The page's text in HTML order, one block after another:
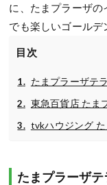
に、たまプラーザの
でも楽しいゴールデ
目次
たまプラーザテ
東急百貨店 たま
tvkハウジング
たまプラーザテ